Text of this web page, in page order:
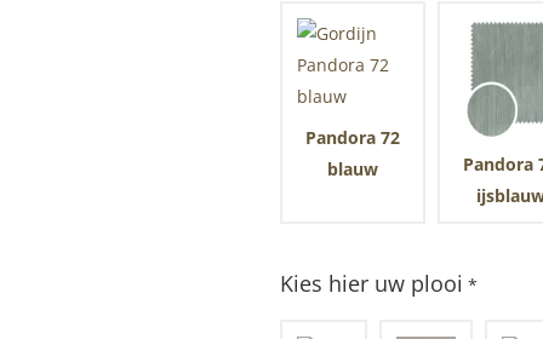
Pandora 72
blauw
Pandora
Kies hier uw plooi *